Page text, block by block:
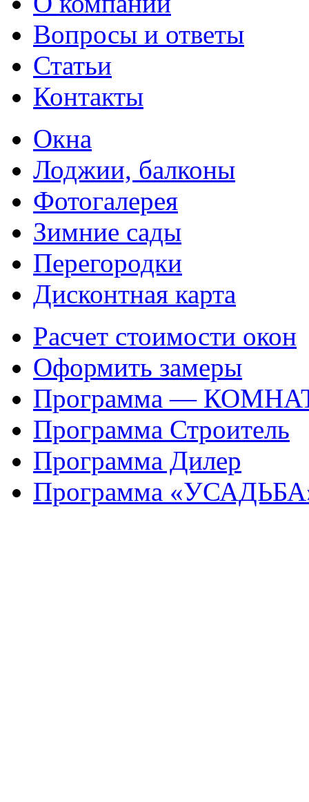
Вопросы и ответы
Статьи
Контакты
Окна
Лоджии, балконы
Фотогалерея
Зимние сады
Перегородки
Дисконтная карта
Расчет стоимости окон
Оформить замеры
Программа —
Программа Строитель
Программа Дилер
Программа